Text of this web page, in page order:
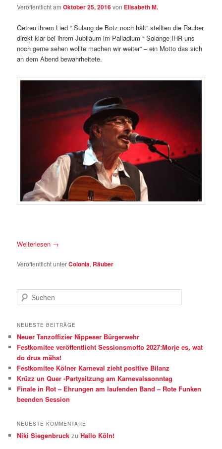
Veröffentlicht amOktober 25, 2016von Elisabeth M.
Getreu ihrem Lied “ Sulang de Botz noch hält“ stellten die Räuber
direkt klar bei ihrem Jubiläum im Palladium “ Solange IHR uns
noch gerne sehen wollte machen wir weiter“ – ein Motto das sich
an dem Abend bewahrheitete.
Weiterlesen →
Veröffentlicht unterColonia, Räuber
u
h
n
NEUESTE BEITRÄGE
Neuer Tanzoffizier Nippeser Bürgerwehr
Festkomitee veröffentlicht Sessionsmotto 2027:Morje es, wat
do drus mähs!
Festkomitee Kölner Karneval zieht positive Bilanz
Krüzz un Quer -Partysitzung am Karnevalssonntag
Finale in Rot – Ehrungen am laufenden Band – Rote Funken
beenden Session
NEUESTE KOMMENTARE
Niki Siegenbruck zuHallo Köln!